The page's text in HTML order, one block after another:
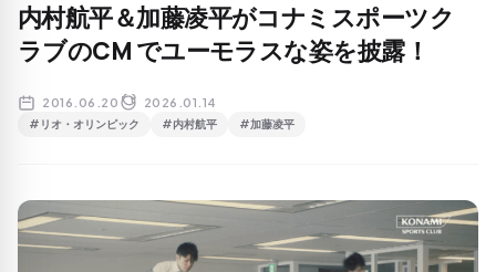
内村航平＆加藤凌平がコナミスポーツク
ラブのCM でユーモラスな姿を披露！
2016.06.20 2026.01.14
#リオ・オリンピック #内村航平 #加藤凌平